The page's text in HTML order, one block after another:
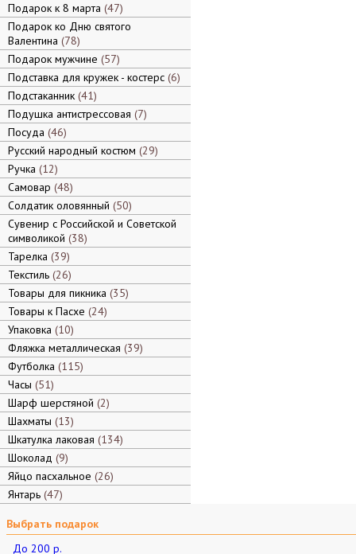
Подарок к 8 марта 47
Подарок ко Дню святого
Валентина 78
Подарок мужчине 57
Подставка для кружек - костерс 6
Подстаканник 41
Подушка антистрессовая 7
Посуда 46
Русский народный костюм 29
Ручка 12
Самовар 48
Солдатик оловянный 50
Сувенир с Российской и Советской
символикой 38
Тарелка 39
Текстиль 26
Товары для пикника 35
Товары к Пасхе 24
Упаковка 10
Фляжка металлическая 39
Футболка 115
Часы 51
Шарф шерстяной 2
Шахматы 13
Шкатулка лаковая 134
Шоколад 9
Яйцо пасхальное 26
Янтарь 47
Выбрать подарок
До 200 р.